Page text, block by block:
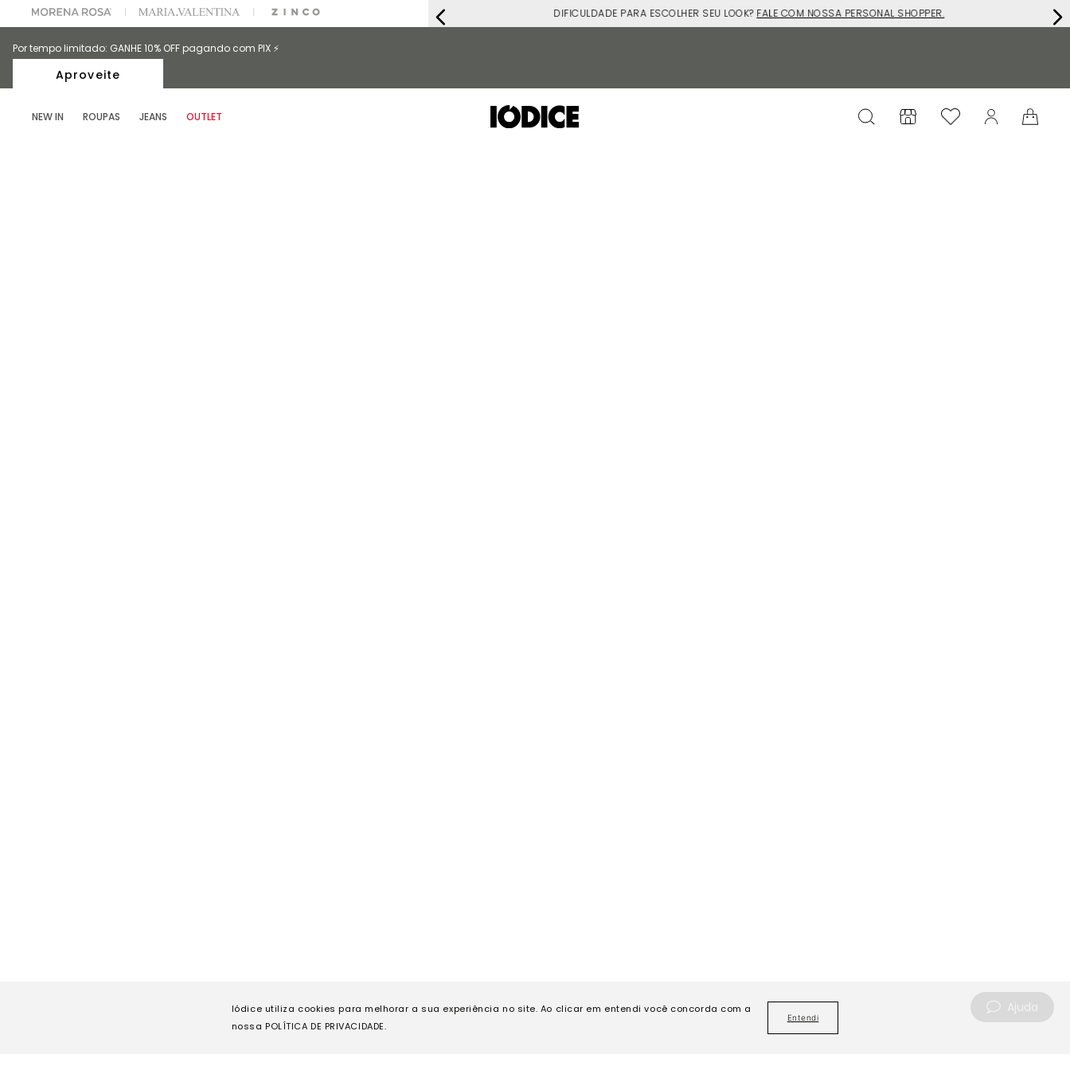
Iódice utiliza cookies para melhorar a sua experiência no site. Ao clicar em entendi você concorda com a
nossa POLÍTICA DE PRIVACIDADE.
Entendi
Ajuda
NA SUA 1° COMPRA USANDO O CUPOM: MYFIRSTIOD DIFICULDADE PARA ESCOLHER SEU LOOK? FALE COM NOSSA PERSONAL SHOPPER.
Por tempo limitado: GANHE 10% OFF pagando com PIX ⚡️
Aproveite
NEW IN ROUPAS JEANS OUTLET